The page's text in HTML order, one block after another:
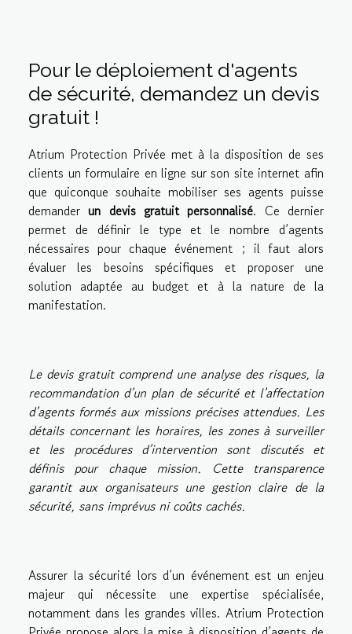
Pour le déploiement d'agents
de sécurité, demandez un devis
gratuit !
Atrium Protection Privée met à la disposition de ses
clients un formulaire en ligne sur son site internet afin
que quiconque souhaite mobiliser ses agents puisse
demanderun devis gratuit personnalisé. Ce dernier
permet de définir le type et le nombre d’agents
nécessaires pour chaque événement ; il faut alors
évaluer les besoins spécifiques et proposer une
solution adaptée au budget et à la nature de la
manifestation.
Le devis gratuit comprend une analyse des risques, la
recommandation d’un plan de sécurité et l’affectation
d’agents formés aux missions précises attendues. Les
détails concernant les horaires, les zones à surveiller
et les procédures d’intervention sont discutés et
définis pour chaque mission. Cette transparence
garantit aux organisateurs une gestion claire de la
sécurité, sans imprévus ni coûts cachés.
Assurer la sécurité lors d’un événement est un enjeu
majeur qui nécessite une expertise spécialisée,
notamment dans les grandes villes. Atrium Protection